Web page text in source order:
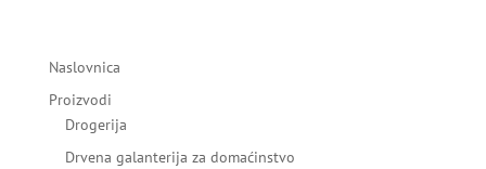
Naslovnica
Proizvodi
Drogerija
Drvena galanterija za domaćinstvo